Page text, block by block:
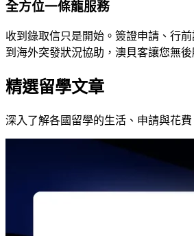
全方位一條龍服務
收到錄取信只是開始。簽證申請、行前
到海外突發狀況協助，澳貝客讓您無後
精選留學文章
深入了解各國留學的生活、申請與花費